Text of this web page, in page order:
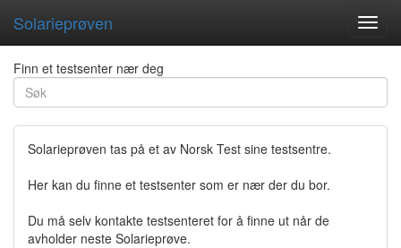
Solarieprøven
Finn et testsenter nær deg
Solarieprøven tas på et av Norsk Test sine testsentre.
Her kan du finne et testsenter som er nær der du bor.
Du må selv kontakte testsenteret for å finne ut når de
avholder neste Solarieprøve.